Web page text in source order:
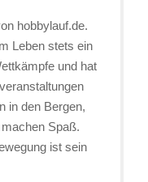
hobbylauf.de.
Leben stets ein
und hat
in den Bergen,
Spaß.
ist sein